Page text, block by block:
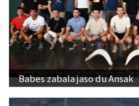
Babes zabala jaso du Ansak